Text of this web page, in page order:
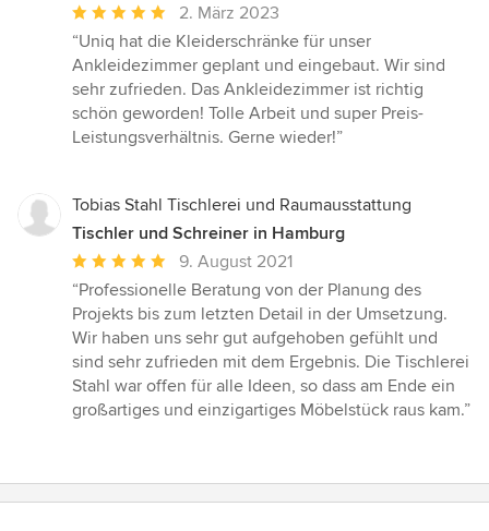
Durchschnittliche
Bewertung:
5
von
5
Sternen
2. März 2023
“Uniq hat die Kleiderschränke für unser
Ankleidezimmer geplant und eingebaut. Wir sind
sehr zufrieden. Das Ankleidezimmer ist richtig
schön geworden! Tolle Arbeit und super Preis-
Leistungsverhältnis. Gerne wieder!”
Tobias Stahl Tischlerei und Raumausstattung
Tischler und Schreiner in Hamburg
Durchschnittliche
Bewertung:
5
von
5
Sternen
9. August 2021
“Professionelle Beratung von der Planung des
Projekts bis zum letzten Detail in der Umsetzung.
Wir haben uns sehr gut aufgehoben gefühlt und
sind sehr zufrieden mit dem Ergebnis. Die Tischlerei
Stahl war offen für alle Ideen, so dass am Ende ein
großartiges und einzigartiges Möbelstück raus kam.”